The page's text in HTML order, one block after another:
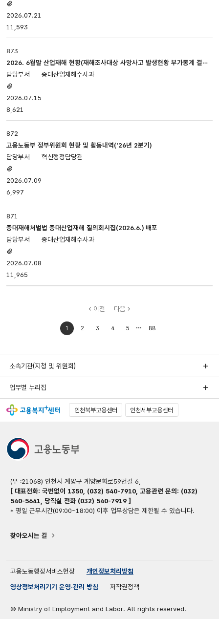
있음
2026.07.21
11,593
873
2026. 6월말 산업재해 현황(재해조사대상 사망사고 발생현황 부가통계 결과
(잠정))
중대산업재해수사과
있음
2026.07.15
8,621
872
고용노동부 정부위원회 현황 및 활동내역('26년 2분기)
혁신행정담당관
있음
2026.07.09
6,997
871
중대재해처벌법 중대산업재해 질의회시집(2026.6.) 배포
중대산업재해수사과
있음
2026.07.08
11,965
이전
처음으로
1 2 3 4 5
마지막으로
88
다음
소속기관(지청 및 위원회)
업무별 누리집
인천북부고용센터 인천서부고용센터
(우 :21068) 인천시 계양구 계양문화로59번길 6,
[ 대표전화: 국번없이 1350, (032) 540-7910, 고용관련 문의: (032)
540-5641, 당직실 전화 (032) 540-7919 ]
* 평일 근무시간(09:00~18:00) 이후 업무상담은 제한될 수 있습니다.
찾아오시는 길
고용노동행정서비스헌장
개인정보처리방침
영상정보처리기기 운영·관리 방침
저작권정책
© Ministry of Employment and Labor. All rights reserved.